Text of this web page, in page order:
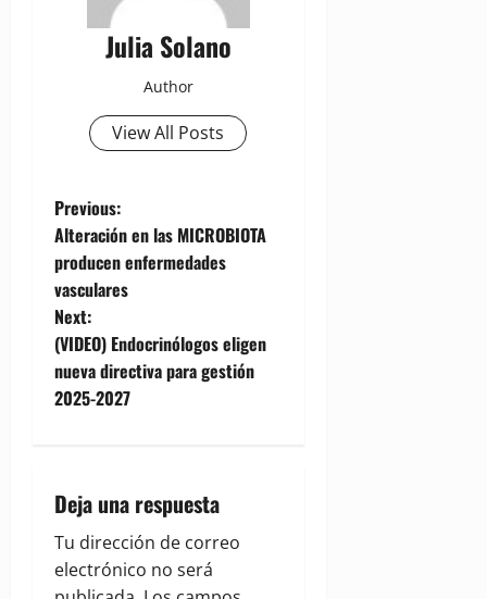
Julia Solano
Author
View All Posts
P
o
s
t
n
v
i
g
Previous:
Alteración en las MICROBIOTA
producen enfermedades
vasculares
Next:
(VIDEO) Endocrinólogos eligen
nueva directiva para gestión
2025-2027
Deja una respuesta
Tu dirección de correo
electrónico no será